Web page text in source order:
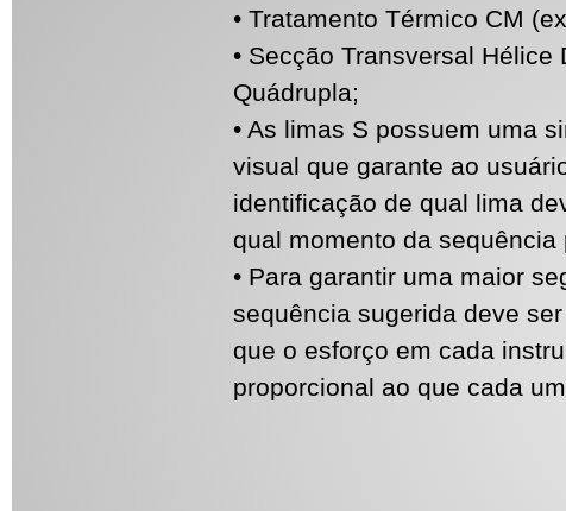
• Tratamento Térmico CM
• Secção Transversal Hélice
Quádrupla;
• As limas S possuem uma
visual que garante ao
identificação de qual lima
qual momento da sequência
• Para garantir uma maior
sequência sugerida deve
que o esforço em cada
proporcional ao que cada